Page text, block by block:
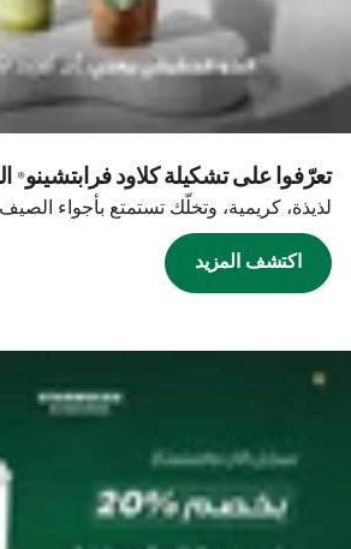
تعرّفوا على تشكيلة كلاود فرابتشينو®
لذيذة، كريمية، وتخلّك تستمتع بأجواء
اكتشف المزيد